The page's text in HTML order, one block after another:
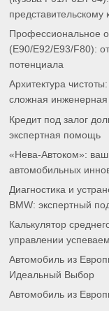
представительскому
Профессиональное
(E90/E92/E93/F80):
потенциала
Архитектура
сложная инженерная
Кредит под залог
экспертная помощь
«Нева-Автоком»:
автомобильных
Диагностика и
BMW: экспертный
Калькулятор
управлении
Автомобиль из
Идеальный Выбор
Автомобиль из